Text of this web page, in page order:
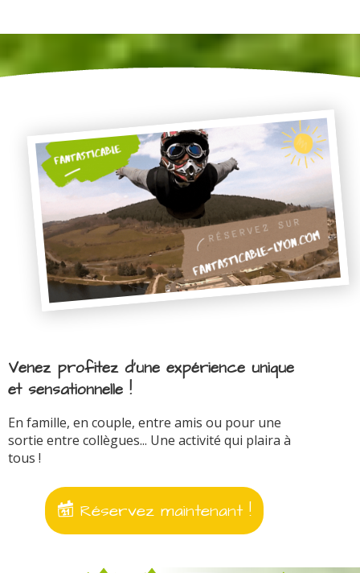
Venez profitez d'une expérience unique
et sensationnelle !
En famille, en couple, entre amis ou pour une
sortie entre collègues... Une activité qui plaira à
tous !
Réservez maintenant !